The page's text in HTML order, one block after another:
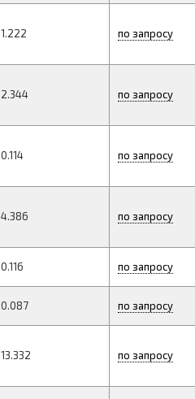
1.222 по запросу
2.344 по запросу
0.114 по запросу
4.386 по запросу
0.116 по запросу
0.087 по запросу
13.332 по запросу